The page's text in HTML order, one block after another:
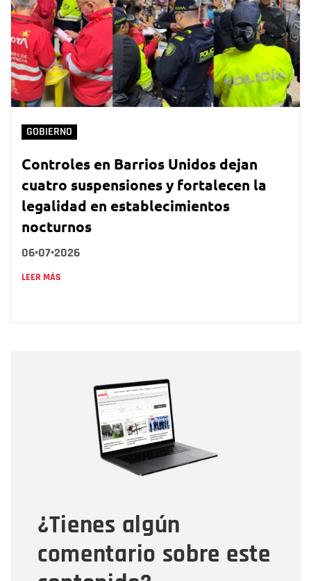
GOBIERNO
Controles en Barrios Unidos dejan
cuatro suspensiones y fortalecen la
legalidad en establecimientos
nocturnos
06•07•2026
LEER MÁS
¿Tienes algún
comentario sobre este
Correo electrónico
Tipo de comentario
Mensaje